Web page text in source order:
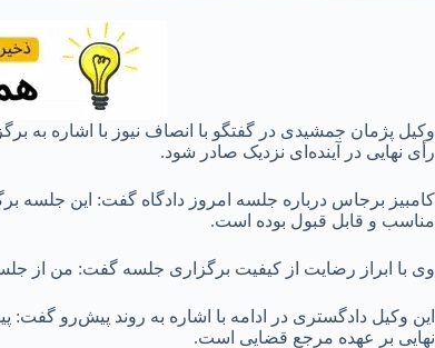
وکیل پژمان جمشیدی در گفتگو با انصاف نیوز با اشاره به
رأی نهایی در آینده‌ای نزدیک صادر شود.
کامبیز برجاس درباره جلسه امروز دادگاه گفت: این جلسه
مناسب و قابل قبول بوده است.
وی با ابراز رضایت از کیفیت برگزاری جلسه گفت: من از
این وکیل دادگستری در ادامه با اشاره به روند پیش‌رو
نهایی بر عهده مرجع قضایی است.